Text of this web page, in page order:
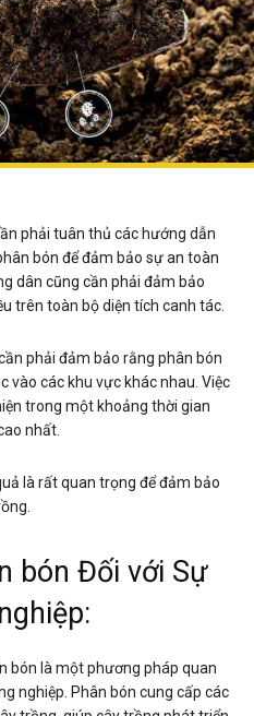
phải tuân thủ các hướng dẫn
bón để đảm bảo sự an toàn
dân cũng cần phải đảm bảo
trên toàn bộ diện tích canh tác.
phải đảm bảo rằng phân bón
vào các khu vực khác nhau. Việc
trong một khoảng thời gian
nhất.
là rất quan trọng để đảm bảo
bón Đối với Sự
bón là một phương pháp quan
nghiệp. Phân bón cung cấp các